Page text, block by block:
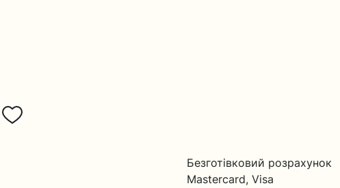
Безготівковий розрахунок
Mastercard, Visa